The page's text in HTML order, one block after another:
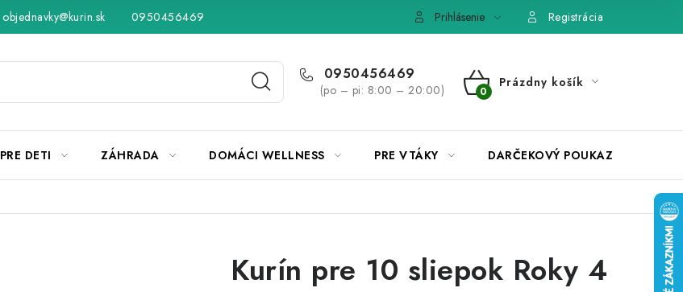
Hodnotenie obchodu Obchodné podmienky Pravidlá súťaží na Facebooku
objednavky@kurin.sk 0950456469 Prihlásenie Registrácia
0950456469
(po – pi: 8:00 – 20:00)
NÁKUPNÝ
Prázdny košík
PRE DETI ZÁHRADA DOMÁCI WELLNESS PRE VTÁKY DARČEKOVÝ POUKAZ
Kurín pre 10 sliepok Roky 4